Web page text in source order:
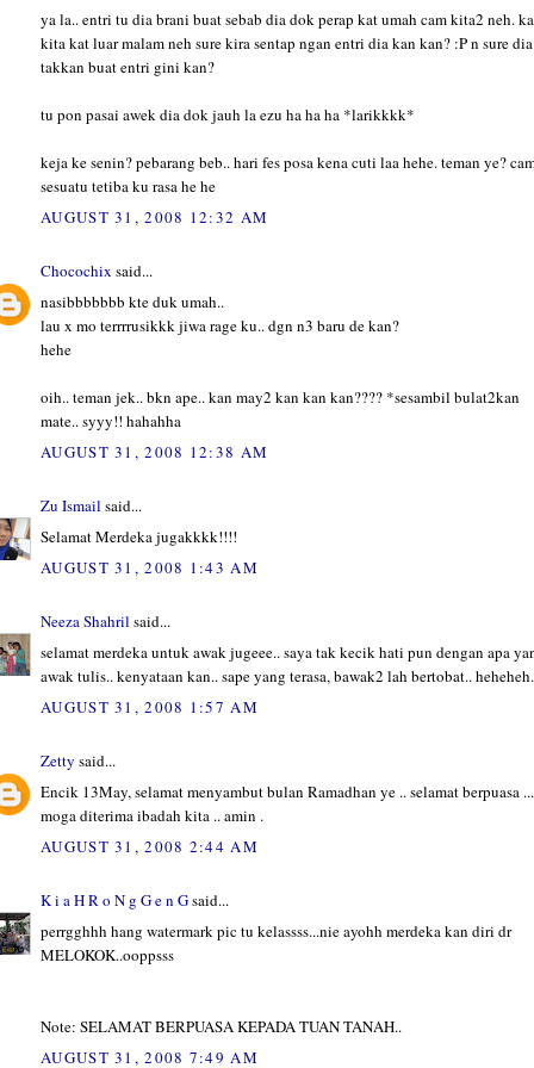
ya la.. entri tu dia brani buat sebab dia dok perap kat umah cam kita2 neh.
kita kat luar malam neh sure kira sentap ngan entri dia kan kan? :P n sure dia
takkan buat entri gini kan?
tu pon pasai awek dia dok jauh la ezu ha ha ha *larikkkk*
keja ke senin? pebarang beb.. hari fes posa kena cuti laa hehe. teman ye?
sesuatu tetiba ku rasa he he
AUGUST 31, 2008 12:32 AM
Chocochix said...
nasibbbbbbb kte duk umah..
lau x mo terrrrusikkk jiwa rage ku.. dgn n3 baru de kan?
hehe
oih.. teman jek.. bkn ape.. kan may2 kan kan kan???? *sesambil bulat2kan
mate.. syyy!! hahahha
AUGUST 31, 2008 12:38 AM
Zu Ismail said...
Selamat Merdeka jugakkkk!!!!
AUGUST 31, 2008 1:43 AM
Neeza Shahril said...
selamat merdeka untuk awak jugeee.. saya tak kecik hati pun dengan apa
awak tulis.. kenyataan kan.. sape yang terasa, bawak2 lah bertobat..
AUGUST 31, 2008 1:57 AM
Zetty said...
Encik 13May, selamat menyambut bulan Ramadhan ye .. selamat berpuasa ...
moga diterima ibadah kita .. amin .
AUGUST 31, 2008 2:44 AM
K i a H R o N g G e n Gsaid...
perrgghhh hang watermark pic tu kelassss...nie ayohh merdeka kan diri dr
MELOKOK..ooppsss
Note: SELAMAT BERPUASA KEPADA TUAN TANAH..
AUGUST 31, 2008 7:49 AM